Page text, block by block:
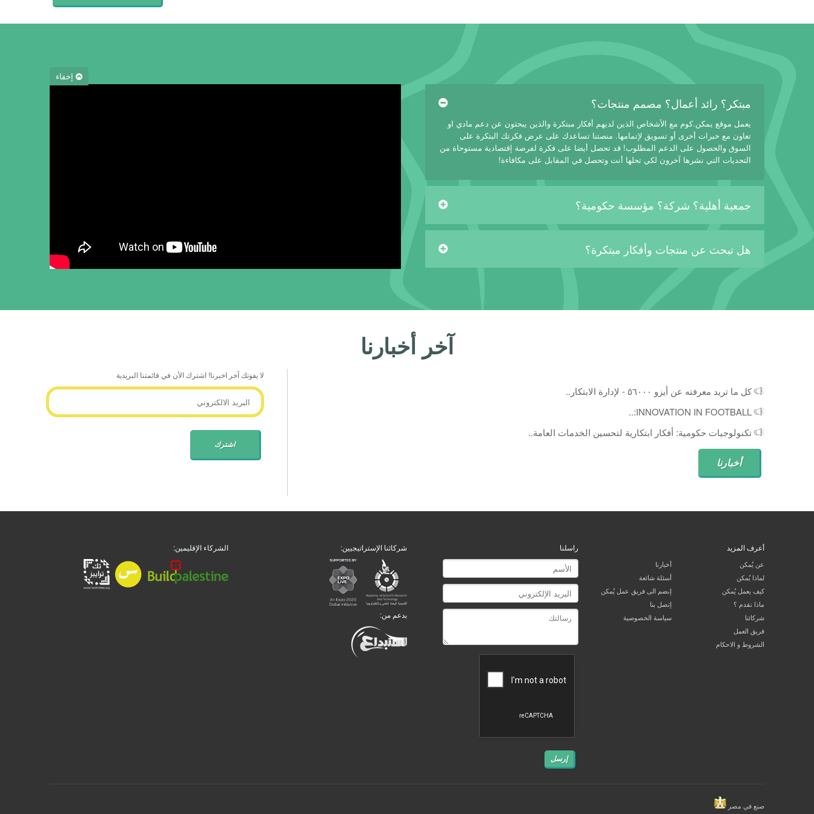
إخفاء
مبتكر؟ رائد أعمال؟ مصمم منتجات؟
يعمل موقع يمكن.كوم مع الأشخاص الذين لديهم أفكار مبتكرة والذين يبحثون عن دعم مادي او
تعاون مع خبرات أخرى أو تسويق لإتمامها. منصتنا تساعدك على عرض فكرتك البتكرة على
السوق والحصول على الدعم المطلوب! قد تحصل أيضا على فكرة لفرصة إقتصادية مستوحاة من
التحديات التي نشرها آخرون لكي تحلها أنت وتحصل في المقابل على مكافاءة!
جمعية أهلية؟ شركة؟ مؤسسة حكومية؟
هل تبحث عن منتجات وأفكار مبتكرة؟
آخر أخبارنا
كل ما تريد معرفته عن أيزو ٥٦٠٠٠ - لإدارة الابتكار..
INNOVATION IN FOOTBALL:..
تكنولوجيات حكومية: أفكار ابتكارية لتحسين الخدمات العامة..
أخبارنا
لا يفوتك آخر اخبرنا! اشترك الأن في قائمتنا البريدية
أعرف المزيد
عن يُمكن
لماذا يُمكن
كيف يعمل يُمكن
ماذا نقدم ؟
شركائنا
فريق العمل
الشروط و الاحكام
آخبارنا
أسئلة شائعة
إنضم الى فريق عمل يُمكن
إتصل بنا
سياسة الخصوصية
راسلنا
إرسل
الشركاء الإقليمين: شركائنا الإستراتيجيين:
بدعم من:
صنع في مصر